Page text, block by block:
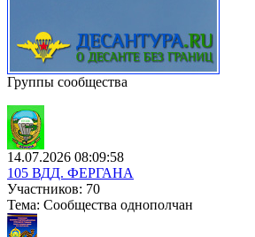
Группы сообщества
14.07.2026 08:09:58
105 ВДД. ФЕРГАНА
Участников: 70
Тема: Сообщества однополчан